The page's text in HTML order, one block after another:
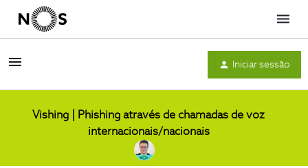
Menu
Iniciar sessão
Vishing | Phishing através de chamadas de voz
internacionais/nacionais